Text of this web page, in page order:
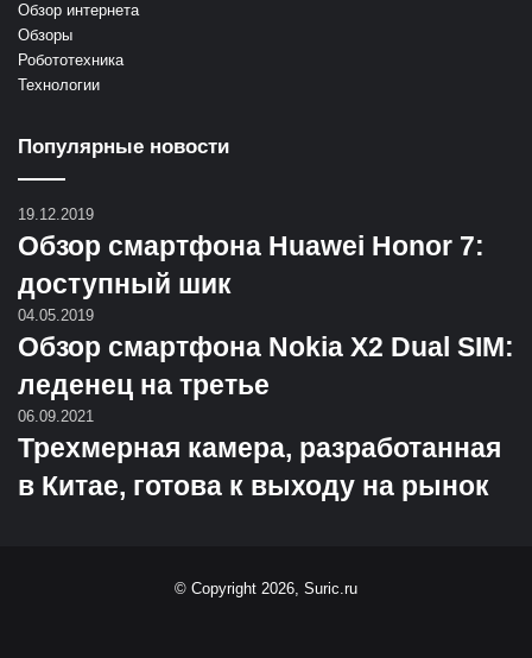
Обзор интернета
Обзоры
Робототехника
Технологии
Популярные новости
19.12.2019
Обзор смартфона Huawei Honor 7:
доступный шик
04.05.2019
Обзор смартфона Nokia X2 Dual SIM:
леденец на третье
06.09.2021
Трехмерная камера, разработанная
в Китае, готова к выходу на рынок
© Copyright 2026, Suric.ru